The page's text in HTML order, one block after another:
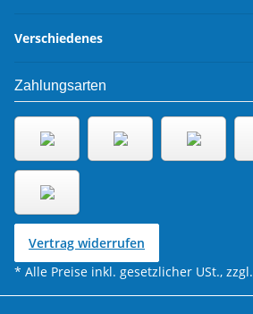
Verschiedenes
Zahlungsarten
Vertrag widerrufen
* Alle Preise inkl. gesetzlicher USt., zzgl.